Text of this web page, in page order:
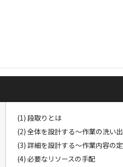
(1) 段取りとは
(2) 全体を設計する～作業の洗い
(3) 詳細を設計する～作業内容の
(4) 必要なリソースの手配